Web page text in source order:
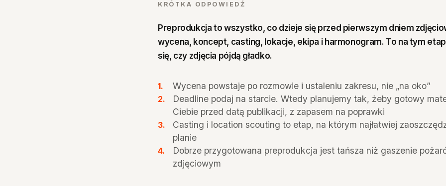
KRÓTKA ODPOWIEDŹ
Preprodukcja to wszystko, co dzieje się przed pierwszym dniem
wycena, koncept, casting, lokacje, ekipa i harmonogram. To na tym
się, czy zdjęcia pójdą gładko.
Wycena powstaje po rozmowie i ustaleniu zakresu, nie „na oko”
Deadline podaj na starcie. Wtedy planujemy tak, żeby gotowy
Ciebie przed datą publikacji, z zapasem na poprawki
Casting i location scouting to etap, na którym najłatwiej
planie
Dobrze przygotowana preprodukcja jest tańsza niż gaszenie
zdjęciowym